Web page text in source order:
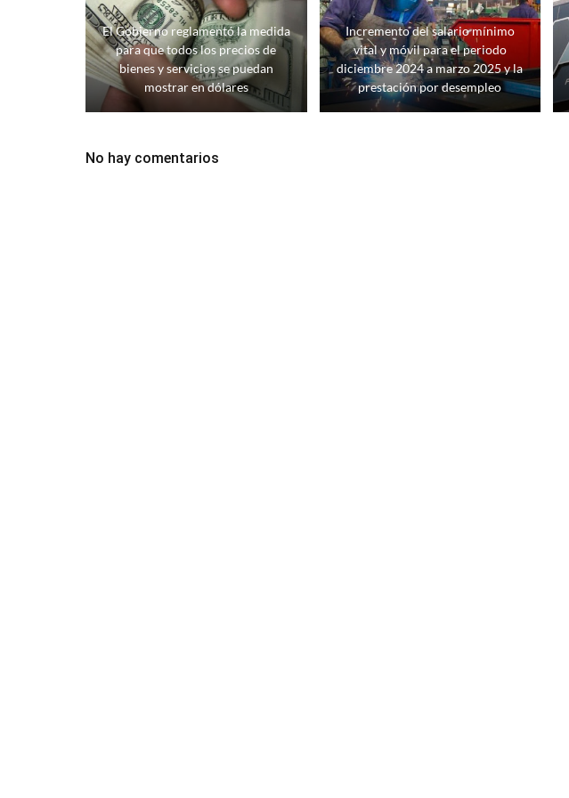
El Gobierno reglamentó la medida
para que todos los precios de
bienes y servicios se puedan
mostrar en dólares
Incremento del salario mínimo
vital y móvil para el periodo
diciembre 2024 a marzo 2025 y la
prestación por desempleo
No hay comentarios